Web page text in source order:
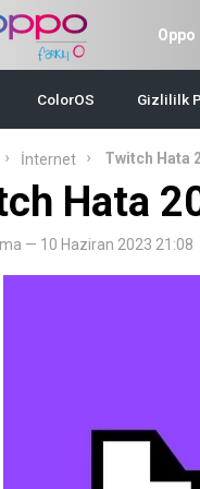
Oppo
ColorOS Gizlililk
İnternet Twitch Hata
Hata
— 10 Haziran 2023 21:08